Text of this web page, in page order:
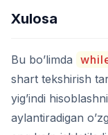
Xulosa
Bu bo’limda
shart tekshirish
yig’indi
aylantiradigan